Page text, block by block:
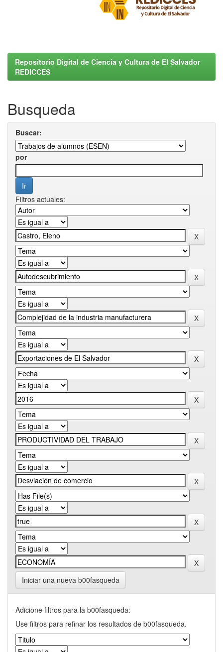
Repositorio Digital de Ciencia y Cultura de El Salvador
REDICCES
Busqueda
Buscar:
por
Filtros actuales:
Iniciar una nueva b00fasqueda
Adicione filtros para la b00fasqueda:
Use filtros para refinar los resultados de b00fasqueda.